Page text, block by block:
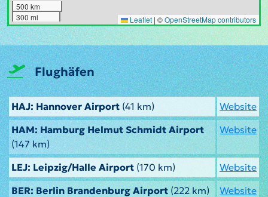
500 km
300 mi
Leaflet | ©OpenStreetMap contributors
Flughäfen
HAJ: Hannover Airport (41 km)
Website
HAM: Hamburg Helmut Schmidt Airport
(147 km)
Website
LEJ: Leipzig/Halle Airport (170 km)
Website
BER: Berlin Brandenburg Airport(222 km)
Website